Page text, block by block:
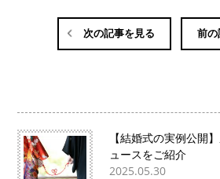
次の記事を見る 前の
【結婚式の実例公開
ュースをご紹介
2025.05.30